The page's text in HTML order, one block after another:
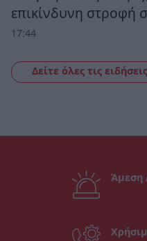
επικίνδυνη στροφή
17:44
Δείτε όλες τις ειδήσεις
Άμεση